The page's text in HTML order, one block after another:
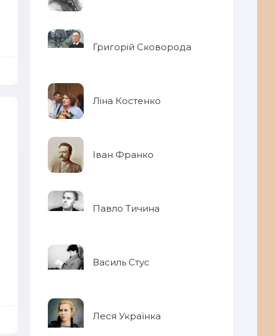
Григорій Сковорода
Ліна Костенко
Іван Франко
Павло Тичина
Василь Стус
Леся Українка